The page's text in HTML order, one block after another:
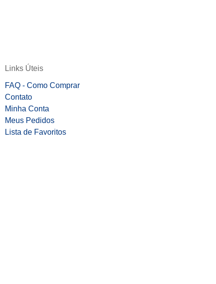
Links Úteis
FAQ - Como Comprar
Contato
Minha Conta
Meus Pedidos
Lista de Favoritos